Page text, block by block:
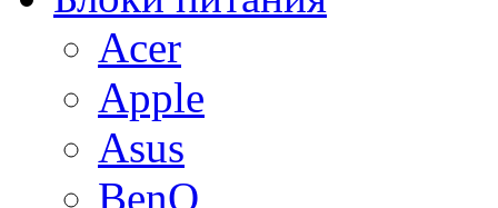
Acer
Apple
Asus
BenQ